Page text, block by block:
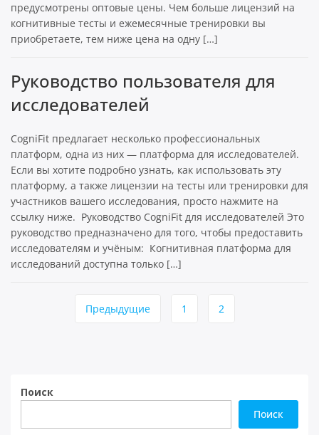
предусмотрены оптовые цены. Чем больше лицензий на
когнитивные тесты и ежемесячные тренировки вы
приобретаете, тем ниже цена на одну […]
Руководство пользователя для
исследователей
CogniFit предлагает несколько профессиональных
платформ, одна из них — платформа для исследователей.
Если вы хотите подробно узнать, как использовать эту
платформу, а также лицензии на тесты или тренировки для
участников вашего исследования, просто нажмите на
ссылку ниже. Руководство CogniFit для исследователей Это
руководство предназначено для того, чтобы предоставить
исследователям и учёным: Когнитивная платформа для
исследований доступна только […]
Навигация
Предыдущие 1 2
Поиск
Поиск